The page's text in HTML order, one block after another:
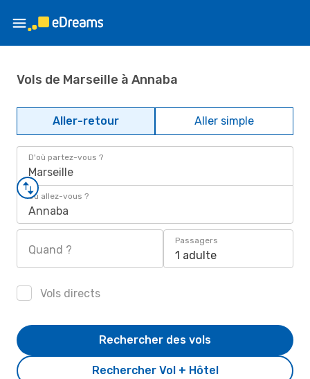
Vols de Marseille à Annaba
Aller-retour Aller simple
D'où partez-vous ?
Marseille
Où allez-vous ?
Annaba
Quand ?
Passagers
1 adulte
Vols directs
Rechercher Vol + Hôtel
Rechercher des vols